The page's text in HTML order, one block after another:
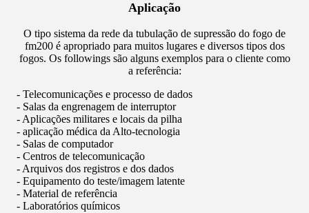
Aplicação
O tipo sistema da rede da tubulação de supressão do fogo de
fm200 é apropriado para muitos lugares e diversos tipos dos
fogos. Os followings são alguns exemplos para o cliente como
a referência:
- Telecomunicações e processo de dados
- Salas da engrenagem de interruptor
- Aplicações militares e locais da pilha
- aplicação médica da Alto-tecnologia
- Salas de computador
- Centros de telecomunicação
- Arquivos dos registros e dos dados
- Equipamento do teste/imagem latente
- Material de referência
- Laboratórios químicos